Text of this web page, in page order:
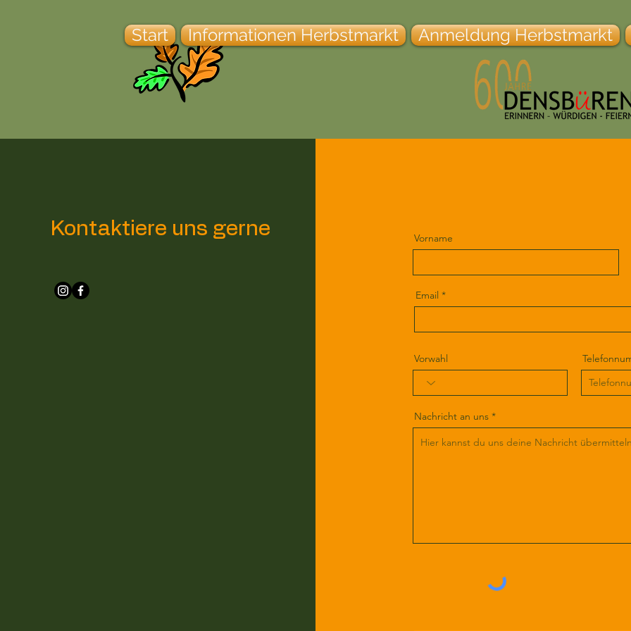
Start Informationen Herbstmarkt Anmeldung Herbstmarkt
Kontaktiere uns gerne Vorname
Email
Vorwahl
Nachricht an uns